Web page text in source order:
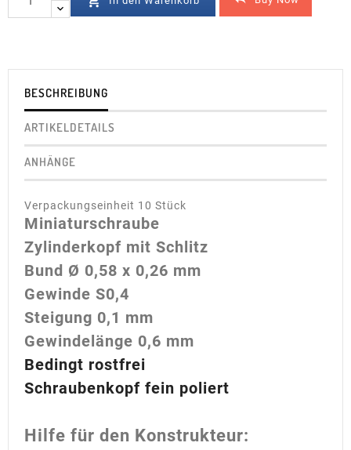
BESCHREIBUNG
ARTIKELDETAILS
ANHÄNGE
Verpackungseinheit 10 Stück
Miniaturschraube
Zylinderkopf mit Schlitz
Bund Ø 0,58 x 0,26 mm
Gewinde S0,4
Steigung 0,1 mm
Gewindelänge 0,6 mm
Bedingt rostfrei
Schraubenkopf fein poliert
Hilfe für den Konstrukteur: